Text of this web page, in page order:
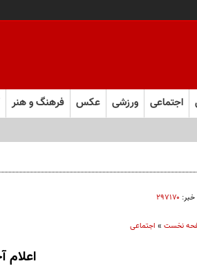
اجتماعی ورزشی عکس فرهنگ و هنر
۲۹۷۱۷۰
نخست» اجتماعی